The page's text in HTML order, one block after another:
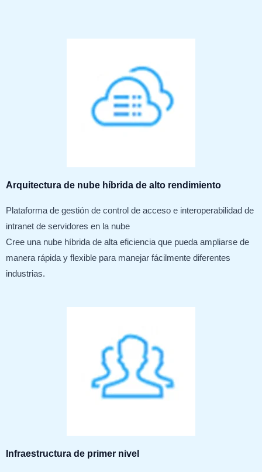
Arquitectura de nube híbrida de alto rendimiento
Plataforma de gestión de control de acceso e interoperabilidad de
intranet de servidores en la nube
Cree una nube híbrida de alta eficiencia que pueda ampliarse de
manera rápida y flexible para manejar fácilmente diferentes
industrias.
Infraestructura de primer nivel